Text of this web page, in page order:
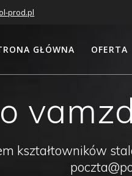
prod.pl
GŁÓWNA OFERTA
kształtowników